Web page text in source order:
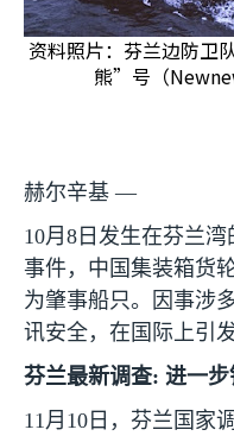
资料照片：芬兰边防卫
熊”号（
赫尔辛基 —
10月 8 日发生在芬兰
事件，中国集装箱货
为肇事船只。因事涉
讯安全，在国际上引
芬兰最新调查: 进一
11月 10 日，芬兰国家